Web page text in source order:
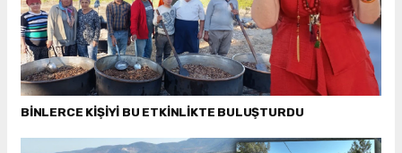
BİNLERCE KİŞİYİ BU ETKİNLİKTE BULUŞTURDU